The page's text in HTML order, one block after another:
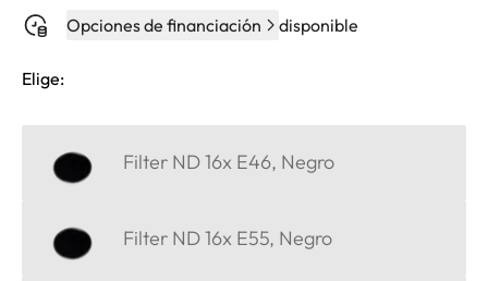
Opciones de financiación disponible
Elige:
Filter ND 16x E46, Negro
Filter ND 16x E55, Negro